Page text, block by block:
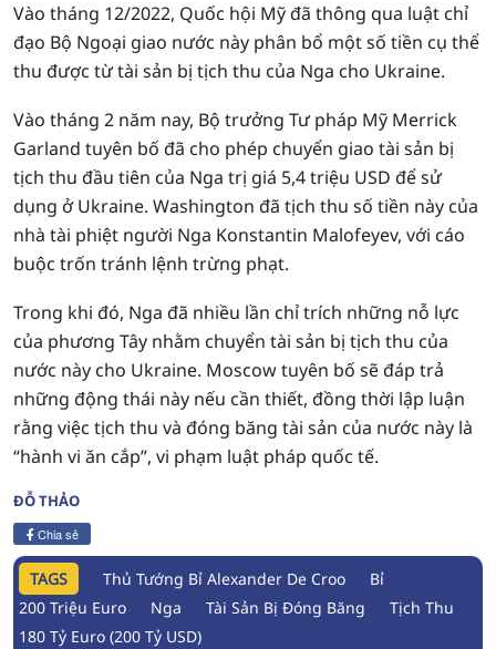
Vào tháng 12/2022, Quốc hội Mỹ đã thông qua luật chỉ
đạo Bộ Ngoại giao nước này phân bổ một số tiền cụ thể
thu được từ tài sản bị tịch thu của Nga cho Ukraine.
Vào tháng 2 năm nay, Bộ trưởng Tư pháp Mỹ Merrick
Garland tuyên bố đã cho phép chuyển giao tài sản bị
tịch thu đầu tiên của Nga trị giá 5,4 triệu USD để sử
dụng ở Ukraine. Washington đã tịch thu số tiền này của
nhà tài phiệt người Nga Konstantin Malofeyev, với cáo
buộc trốn tránh lệnh trừng phạt.
Trong khi đó, Nga đã nhiều lần chỉ trích những nỗ lực
của phương Tây nhằm chuyển tài sản bị tịch thu của
nước này cho Ukraine. Moscow tuyên bố sẽ đáp trả
những động thái này nếu cần thiết, đồng thời lập luận
rằng việc tịch thu và đóng băng tài sản của nước này là
“hành vi ăn cắp”, vi phạm luật pháp quốc tế.
ĐỖ THẢO
Chia sẻ
TAGS Thủ Tướng Bỉ Alexander De Croo
Bỉ
200 Triệu Euro
Nga Tài Sản Bị Đóng Băng
Tịch Thu
180 Tỷ Euro (200 Tỷ USD)